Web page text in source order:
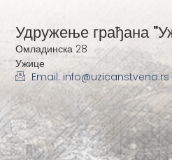
Удружење грађана
Омладинска 28
Ужице
Email: info@uzicanstveno.rs